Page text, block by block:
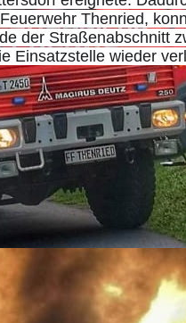
Thenried,
der Straßenabschnitt
Einsatzstelle wieder